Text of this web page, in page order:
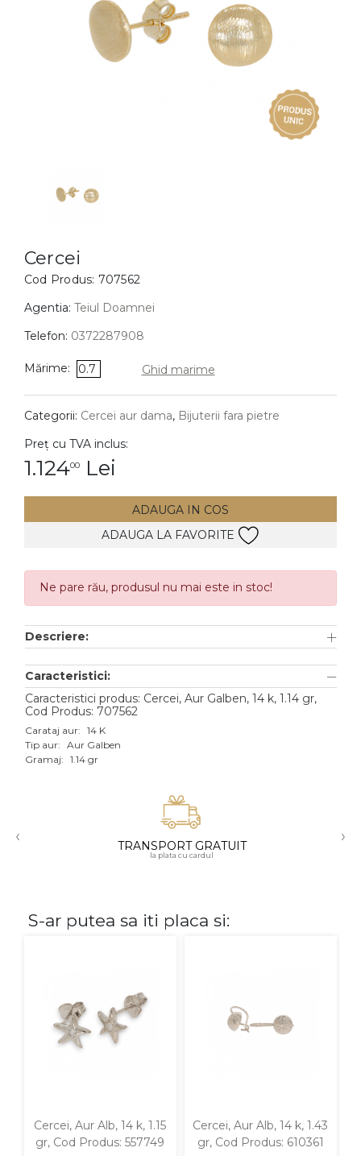
BIJUTERII COPII
Cercei
Bratari
Coliere
Lanturi
Pandantive
DIAMANTE Vezi toate
Cercei
Accesorii
TIP METAL
Aur galben
Aur alb
Aur roz
Aur mixt
18K
Cercei
Cod Produs: 707562
Agentia: Teiul Doamnei
Telefon: 0372287908
Mărime: 0.7 Ghid marime
Categorii: Cercei aur dama, Bijuterii fara pietre
Preț cu TVA inclus:
1.12400 Lei
ADAUGA IN COS
ADAUGA LA FAVORITE
Ne pare rău, produsul nu mai este in stoc!
Descriere:
Caracteristici:
Caracteristici produs: Cercei, Aur Galben, 14 k, 1.14 gr,
Cod Produs: 707562
Carataj aur: 14 K
Tip aur: Aur Galben
Gramaj: 1.14 gr
‹ TRANSPORT GRATUIT
la plata cu cardul
›
S-ar putea sa iti placa si:
Cercei, Aur Alb, 14 k, 1.15
gr, Cod Produs: 557749
Cercei, Aur Alb, 14 k, 1.43
gr, Cod Produs: 610361